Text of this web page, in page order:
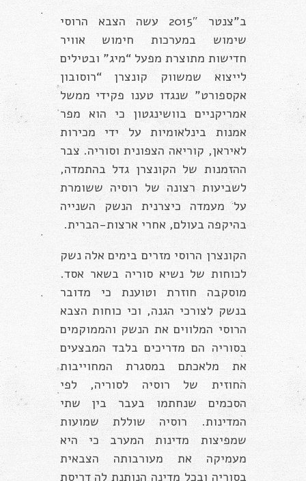
ב”צנטר 2015″ עשה הצבא הרוסי
שימוש במערכות חימוש אוויר
חדישות מתוצרת מפעל “מיג” ובטילים
לייצוא שמשווק קונצרן “רוסובון
אקספורט” שנגדו טענו פקידי ממשל
אמריקניים בוושינגטון כי הוא מפר
אמנות בינלאומיות על ידי מכירות
לאיראן, קוריאה הצפונית וסוריה. צבר
ההזמנות של הקונצרן גדל בהתמדה,
לשביעות רצונה של רוסיה ששומרת
על מעמדה כיצרנית הנשק השנייה
בהיקפה בעולם, אחרי ארצות-הברית.
הקונצרן הרוסי מזרים בימים אלה נשק
לכוחות של נשיא סוריה בשאר אסד.
מוסקבה חוזרת וטוענת כי מדובר
בנשק לצורכי הגנה, וכי כוחות הצבא
הרוסי המלווים את הנשק והממוקמים
בסוריה הם מדריכים בלבד המבצעים
את מלאכתם במסגרת המחוייבות
החוזית של רוסיה לסוריה, לפי
הסכמים שנחתמו בעבר בין שתי
המדינות. רוסיה שוללת שמועות
שמפיצות מדינות המערב כי היא
מעמיקה את מעורבותה הצבאית
בסוריה ובכל מדינה הנותנת לה דריסת